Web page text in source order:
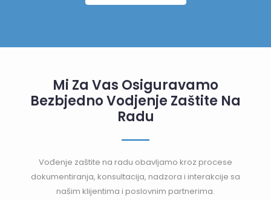
Mi Za Vas Osiguravamo
Bezbjedno Vodjenje Zaštite Na
Radu
Vođenje zaštite na radu obavljamo kroz procese
dokumentiranja, konsultacija, nadzora i interakcije sa
našim klijentima i poslovnim partnerima.